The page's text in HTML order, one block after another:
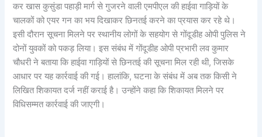
कर खास कुसुंडा पहाड़ी मार्ग से गुजरने वाली एमपीएल की हाईवा गाड़ियों के
चालकों को एयर गन का भय दिखाकर छिनतई करने का प्रयास कर रहे थे।
इसी दौरान सूचना मिलने पर स्थानीय लोगों के सहयोग से गोंदूडीह ओपी पुलिस ने
दोनों युवकों को पकड़ लिया। इस संबंध में गोंदूडीह ओपी प्रभारी लव कुमार
चौधरी ने बताया कि हाईवा गाड़ियों से छिनतई की सूचना मिल रही थी, जिसके
आधार पर यह कार्रवाई की गई। हालांकि, घटना के संबंध में अब तक किसी ने
लिखित शिकायत दर्ज नहीं कराई है। उन्होंने कहा कि शिकायत मिलने पर
विधिसम्मत कार्रवाई की जाएगी।